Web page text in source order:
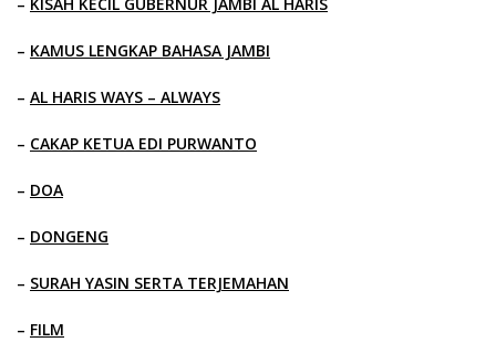
– KAMUS LENGKAP BAHASA JAMBI
– AL HARIS WAYS – ALWAYS
– CAKAP KETUA EDI PURWANTO
– DOA
– DONGENG
– SURAH YASIN SERTA TERJEMAHAN
– FILM